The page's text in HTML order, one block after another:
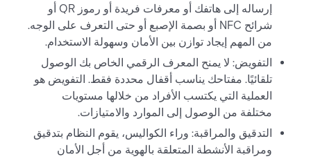
إرساله إلى هاتفك أو معرفات فريدة أو رموز QR أو
شرائح NFC أو بصمة الإصبع أو حتى التعرف على الوجه.
من المهم إيجاد توازن بين الأمان وسهولة الاستخدام.
التفويض: لا يمنح المعرف الرقمي الخاص بك الوصول
تلقائيًا. مفتاحك يناسب أقفال محددة فقط. التفويض هو
العملية التي يكتسب الأفراد من خلالها مستويات
مختلفة من الوصول إلى الموارد والامتيازات.
التدقيق والمراقبة: وراء الكواليس، يقوم النظام بتدقيق
ومراقبة الأنشطة المتعلقة بالهوية من أجل الأمان